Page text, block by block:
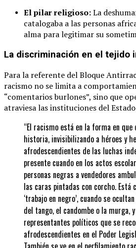
El pilar religioso:La
catalogaba a las personas
alma para legitimar su
La discriminación en el tejido
Para la referente del Bloque
racismo no se limita a
“comentarios burlones”, sino que
atraviesa las instituciones del
“El racismo está en la forma en que
historia, invisibilizando a héroes y
afrodescendientes de las luchas
presente cuando en los actos
personas negras a vendedores
las caras pintadas con corcho. Está
‘trabajo en negro’, cuando se
del tango, el candombe o la murga,
representantes políticos que se
afrodescendientes en el Poder